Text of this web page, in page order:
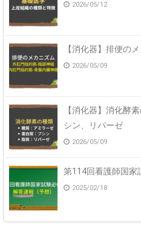
2026/05/12
【消化器】排便の
2026/05/09
【消化器】消化酵
シン、リパーゼ
2026/05/09
第114回看護師国
2025/02/18